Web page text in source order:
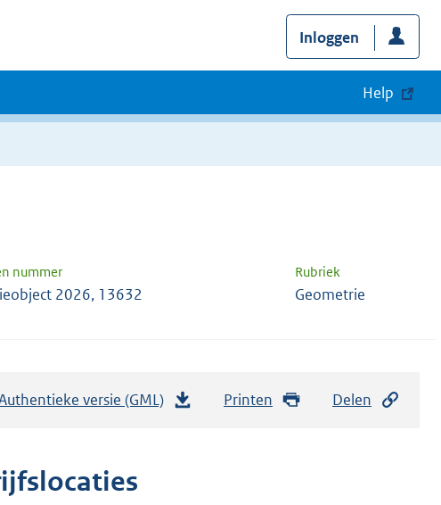
Inloggen
Help
nummer Rubriek
2026, 13632 Geometrie
versie (GML) Printen Delen